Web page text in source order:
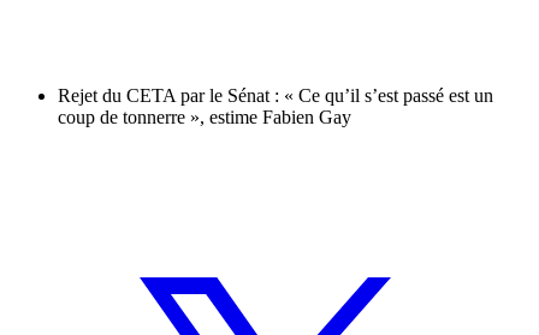
Rejet du CETA par le Sénat : « Ce qu’il s’est passé est un
coup de tonnerre », estime Fabien Gay